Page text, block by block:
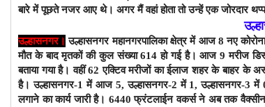
बारे में पूछते नजर आए थे। अगर मैं वहां होता तो उन्हें एक जोरदार
उल्हासनगर। उल्हासनगर महानगरपालिका क्षेत्र में आज 8 नए
मौत के बादमृतकों की कुल संख्या 614 हो गई है। आज 9 मरीज
बताया गया है। वहीं 62 एक्टिव मरीजों का ईलाज शहर के बाहर के
है।उल्हासनगर-1 में आज 5, उल्हासनगर-2 में 1, उल्हासनगर-3 में
लगाने का कार्य जारी है। 6440फ्रंटलाईन वकर्स ने अब तक वैक्सीन